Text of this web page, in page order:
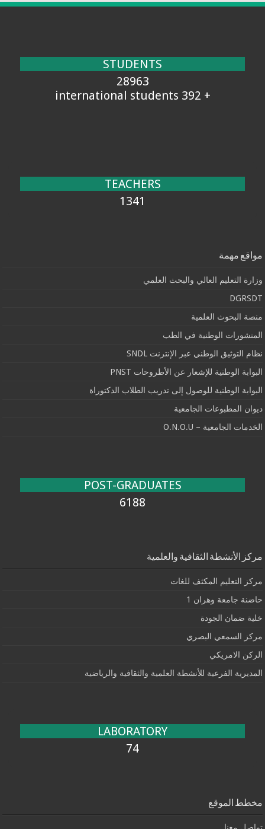
STUDENTS
28963
+ 392 international students
TEACHERS
1341
مواقع مهمة
وزارة التعليم العالي والبحث العلمي
DGRSDT
منصة البحوث العلمية
المنشورات الوطنية في الطب
نظام التوثيق الوطني عبر الإنترنت SNDL
البوابة الوطنية للإشعار عن الأطروحات PNST
البوابة الوطنية للوصول إلى تدريب الطلاب الدكتوراة
ديوان المطبوعات الجامعية
الخدمات الجامعية – O.N.O.U
POST-GRADUATES
6188
مركز الأنشطة الثقافية والعلمية
مركز التعليم المكثف للغات
حاضنة جامعة وهران 1
خلية ضمان الجودة
مركز السمعي البصري
الركن الامريكي
المديرية الفرعية للأنشطة العلمية والثقافية والرياضية
LABORATORY
74
مخطط الموقع